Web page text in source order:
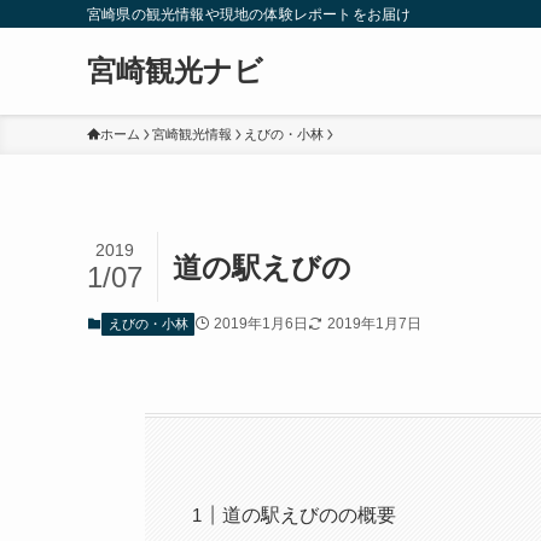
宮崎県の観光情報や現地の体験レポートをお届け
宮崎観光ナビ
ホーム 宮崎観光情報 えびの・小林
道の駅えびの
2019
1/07
えびの・小林 2019年1月6日 2019年1月7日
道の駅えびのの概要